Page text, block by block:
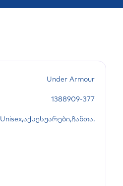
Under Armour
1388909-377
Unisex,აქსესუარები,ჩანთა,